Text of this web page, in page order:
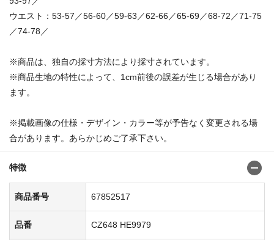
ウエスト：53-57／56-60／59-63／62-66／65-69／68-72／71-75
／74-78／
※商品は、独自の採寸方法により採寸されています。
※商品生地の特性によって、1cm前後の誤差が生じる場合があり
ます。
※掲載画像の仕様・デザイン・カラー等が予告なく変更される場
合があります。あらかじめご了承下さい。
特徴
商品番号 67852517
品番 CZ648 HE9979